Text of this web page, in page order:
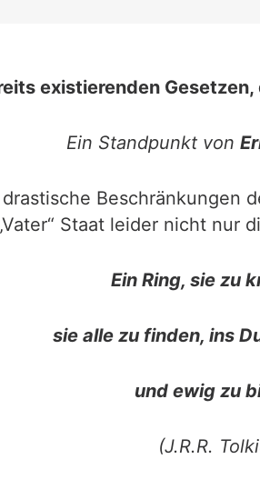
existierenden
Ein Standpunkt von
Staat leider nicht nur
Ein Ring, sie zu
sie alle zu finden, ins
und ewig zu
(J.R.R.